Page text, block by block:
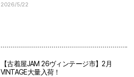
2026/5/22
【古着屋JAM 26ヴィンテージ市】2月
VINTAGE大量入荷！